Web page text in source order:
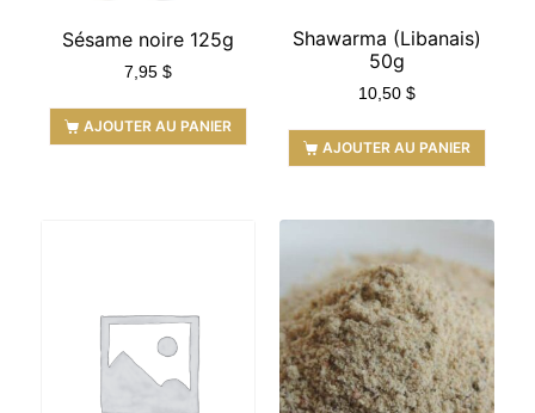
Sésame noire 125g
7,95 $
AJOUTER AU PANIER
Shawarma (Libanais)
50g
10,50 $
AJOUTER AU PANIER